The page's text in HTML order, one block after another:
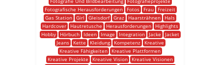
Fotografische Herausforderungen
Fotos Frau
Freizeit
Gas Station Girl Gleisdorf Graz Haarsträhnen
Hals
Hardcover
Hautretusche Herausforderungen
Highlights
Hobby
Hörbuch Ideen Image Integration Jacke
Jacket
Jeans
Kette Kleidung Kompetenz
Kreative
Kreative Fähigkeiten
Kreative Plattformen
Kreative Projekte
Kreative Vision
Kreative Visionen